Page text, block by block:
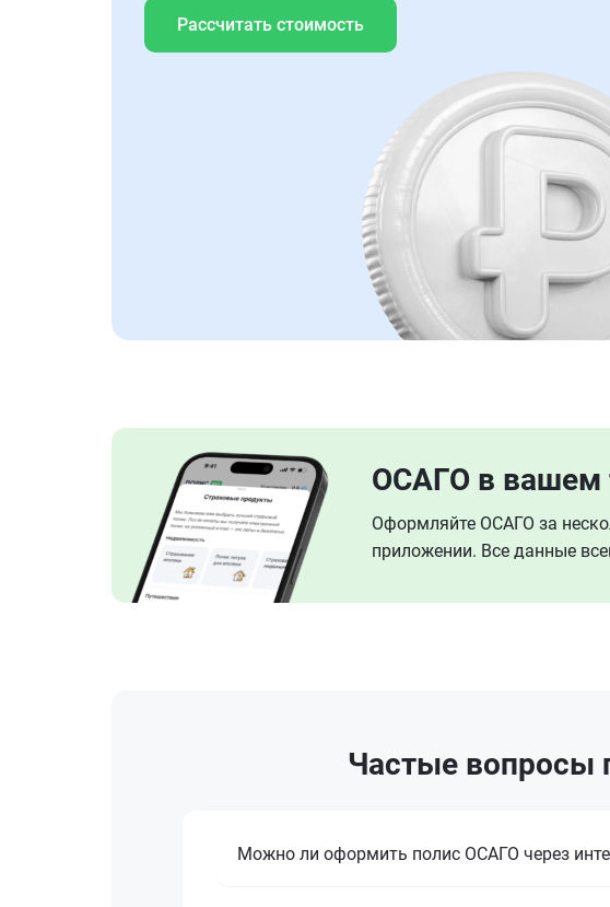
Рассчитать стоимость
ОСАГО в вашем
Оформляйте ОСАГО за
приложении. Все данные
Частые вопросы
Можно ли оформить полис ОСАГО через